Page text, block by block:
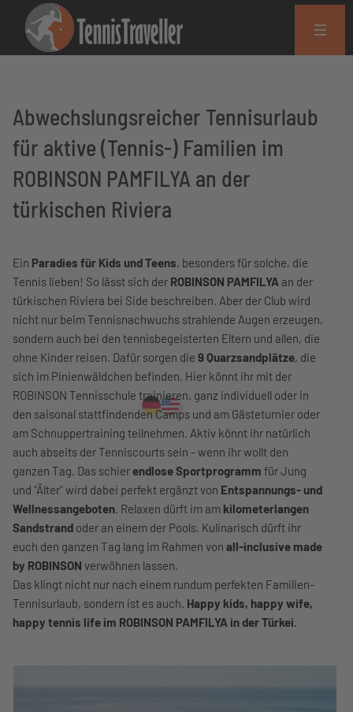
Abwechslungsreicher Tennisurlaub
für aktive (Tennis-) Familien im
ROBINSON PAMFILYA an der
türkischen Riviera
Ein Paradies für Kids und Teens, besonders für solche, die
Tennis lieben! So lässt sich der ROBINSON PAMFILYA an der
türkischen Riviera bei Side beschreiben. Aber der Club wird
nicht nur beim Tennisnachwuchs strahlende Augen erzeugen,
sondern auch bei den tennisbegeisterten Eltern und allen, die
ohne Kinder reisen. Dafür sorgen die 9 Quarzsandplätze, die
sich im Pinienwäldchen befinden. Hier könnt ihr mit der
ROBINSON Tennisschule trainieren, ganz individuell oder in
den saisonal stattfindenden Camps und am Gästeturnier oder
am Schnuppertraining teilnehmen. Aktiv könnt ihr natürlich
auch abseits der Tenniscourts sein - wenn ihr wollt den
ganzen Tag. Das schierendlose Sportprogramm für Jung
und "Älter" wird dabei perfekt ergänzt von Entspannungs- und
Wellnessangeboten. Relaxen dürft im am kilometerlangen
Sandstrand oder an einem der Pools. Kulinarisch dürft ihr
euch den ganzen Tag lang im Rahmen von all-inclusive made
by ROBINSON verwöhnen lassen.
Das klingt nicht nur nach einem rundum perfekten Familien-
Tennisurlaub, sondern ist es auch. Happy kids, happy wife,
happy tennis life im ROBINSON PAMFILYA in der Türkei.